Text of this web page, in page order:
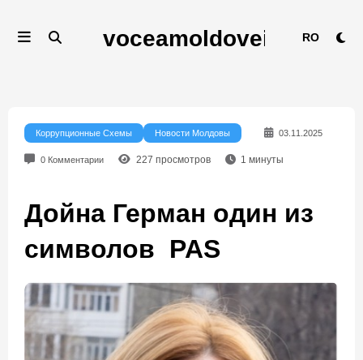
содержимому
RO
Коррупционные Схемы Новости Молдовы 03.11.2025
0 Комментарии 227 просмотров 1 минуты
Дойна Герман один из
символов PAS